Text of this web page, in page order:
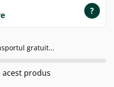
?
gratuit...
produs